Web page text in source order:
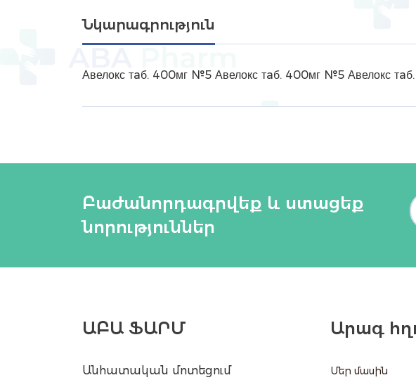
Նկարագրություն
Авелокс тaб. 400мг №5 Авелокс тaб. 400мг №5 Авелокс
Բաժանորդագրվեք և ստացեք
նորություններ
ԱԲԱ ՖԱՐՄ
Անհատական մոտեցում
Արագ
Մեր մասին